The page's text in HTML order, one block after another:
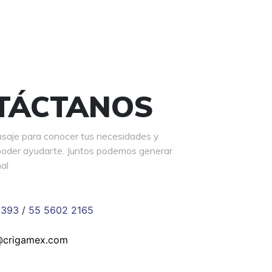
para conocer tus necesidades y
ayudarte. Juntos podemos generar
/ 55 5602 2165